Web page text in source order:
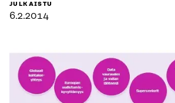
JULKAISTU
6.2.2014